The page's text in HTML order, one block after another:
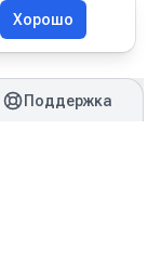
Хорошо
Поддержка